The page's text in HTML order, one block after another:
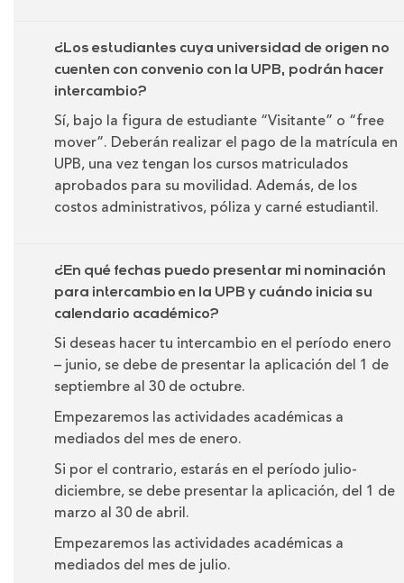
¿Los estudiantes cuya universidad de origen no
cuenten con convenio con la UPB, podrán hacer
intercambio?
Sí, bajo la figura de estudiante “Visitante” o “free
mover”. Deberán realizar el pago de la matrícula en
UPB, una vez tengan los cursos matriculados
aprobados para su movilidad. Además, de los
costos administrativos, póliza y carné estudiantil.
¿En qué fechas puedo presentar mi nominación
para intercambio en la UPB y cuándo inicia su
calendario académico?
Si deseas hacer tu intercambio en el período enero
– junio, se debe de presentar la aplicación del 1 de
septiembre al 30 de octubre.
Empezaremos las actividades académicas a
mediados del mes de enero.
Si por el contrario, estarás en el período julio-
diciembre, se debe presentar la aplicación, del 1 de
marzo al 30 de abril.
Empezaremos las actividades académicas a
mediados del mes de julio.